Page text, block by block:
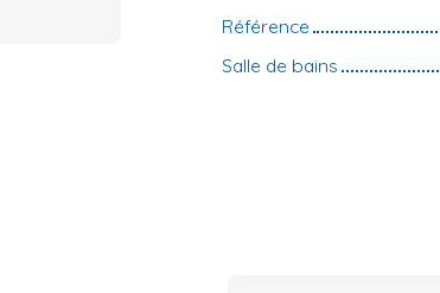
Référence
Salle de bains